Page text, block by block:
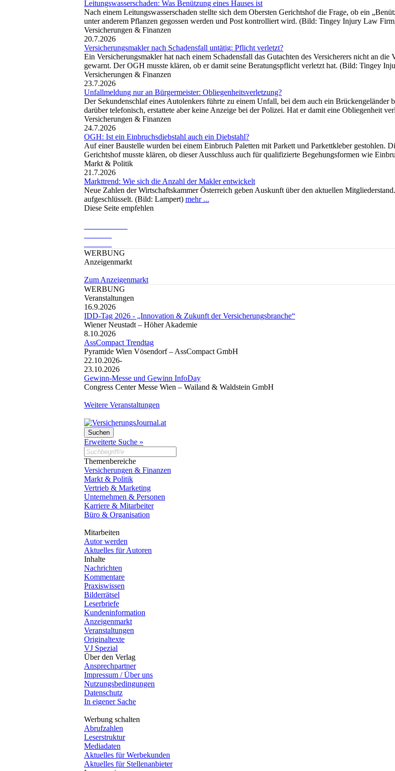
Leitungswasserschaden: Was Benützung eines Hauses ist
Nach einem Leitungswasserschaden stellte sich dem Obersten Gerichtshof die Frage, ob ein
unter anderem Pflanzen gegossen werden und Post kontrolliert wird. (Bild: Tingey Injury Law
Versicherungen & Finanzen
20.7.2026
Versicherungsmakler nach Schadensfall untätig: Pflicht verletzt?
Ein Versicherungsmakler hat nach einem Schadensfall das Gutachten des Versicherers nicht an
gewarnt. Der OGH musste klären, ob er damit seine Beratungspflicht verletzt hat. (Bild: Tingey
Versicherungen & Finanzen
23.7.2026
Unfallmeldung nur an Bürgermeister: Obliegenheitsverletzung?
Der Sekundenschlaf eines Autolenkers führte zu einem Unfall, bei dem auch ein
darüber telefonisch, erstattete aber keine Anzeige bei der Polizei. Hat er damit eine Obliegenheit
Versicherungen & Finanzen
24.7.2026
OGH: Ist ein Einbruchsdiebstahl auch ein Diebstahl?
Auf einer Baustelle wurden bei einem Einbruch Paletten mit Parkett und Parkettkleber gestohlen.
Gerichtshof musste klären, ob dieser Ausschluss auch für qualifizierte Begehungsformen wie
Markt & Politik
21.7.2026
Markttrend: Wie sich die Anzahl der Makler entwickelt
Neue Zahlen der Wirtschaftskammer Österreich geben Auskunft über den aktuellen
aufgeschlüsselt. (Bild: Lampert) mehr ...
Diese Seite empfehlen
WERBUNG
Anzeigenmarkt
Zum Anzeigenmarkt
WERBUNG
Veranstaltungen
16.9.2026
IDD-Tag 2026 - „Innovation & Zukunft der Versicherungsbranche“
Wiener Neustadt – Höher Akademie
8.10.2026
AssCompact Trendtag
Pyramide Wien Vösendorf – AssCompact GmbH
22.10.2026-
23.10.2026
Gewinn-Messe und Gewinn InfoDay
Congress Center Messe Wien – Wailand & Waldstein GmbH
Weitere Veranstaltungen
Erweiterte Suche »
Themenbereiche
Versicherungen & Finanzen
Markt & Politik
Vertrieb & Marketing
Unternehmen & Personen
Karriere & Mitarbeiter
Büro & Organisation
Mitarbeiten
Autor werden
Aktuelles für Autoren
Inhalte
Nachrichten
Kommentare
Praxiswissen
Bilderrätsel
Leserbriefe
Kundeninformation
Anzeigenmarkt
Veranstaltungen
Originaltexte
VJ Spezial
Über den Verlag
Ansprechpartner
Impressum / Über uns
Nutzungsbedingungen
Datenschutz
In eigener Sache
Werbung schalten
Abrufzahlen
Leserstruktur
Mediadaten
Aktuelles für Werbekunden
Aktuelles für Stellenanbieter